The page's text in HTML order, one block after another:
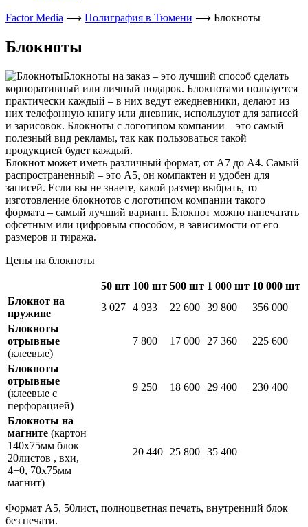
Factor Media ⟶ Полиграфия в Тюмени ⟶ Блокноты
Блокноты
Блокноты на заказ – это лучший способ сделать
корпоративный или личный подарок. Блокнотами пользуется
практически каждый – в них ведут ежедневники, делают из
них телефонную книгу или дневник, используют для записей
и зарисовок. Блокноты с логотипом компании – это самый
полезный вид рекламы, так как пользоваться такой
продукцией будет каждый.
Блокнот может иметь различный формат, от А7 до А4. Самый
распространенный – это А5, он компактен и удобен для
записей. Если вы не знаете, какой размер выбрать, то
изготовление блокнотов с логотипом компании такого
формата – самый лучший вариант. Блокнот можно напечатать
офсетным или цифровым способом, в зависимости от его
размеров и тиража.
Цены на блокноты
50 шт 100 шт 500 шт 1 000 шт 10 000 шт
Блокнот на
пружине
3 027 4 933 22 600 39 800
356 000
Блокноты
отрывные
(клеевые)
7 800 17 000 27 360 225 600
Блокноты
отрывные
(клеевые с
перфорацией)
9 250 18 600 29 400 230 400
Блокноты на
магните (картон
140х75мм блок
20листов , вхи,
4+0, 70х75мм
магнит)
20 440 25 800 35 400
Формат А5, 50лист, полноцветная печать, внутренний блок
без печати.